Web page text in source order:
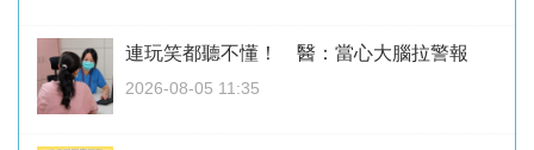
連玩笑都聽不懂！ 醫：當心大腦拉警報
2026-08-05 11:35